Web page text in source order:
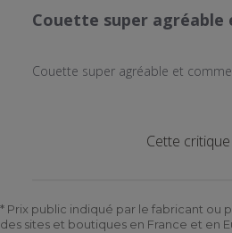
Couette super agréable
Couette super agréable et
Cette
* Prix public indiqué par le fabricant ou
des sites et boutiques en France et en